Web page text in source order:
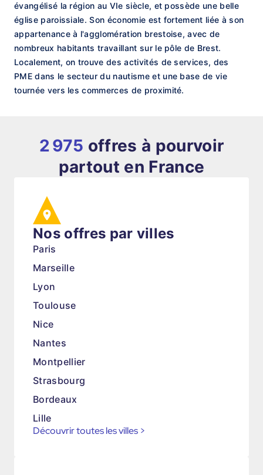
évangélisé la région au VIe siècle, et possède une belle
église paroissiale. Son économie est fortement liée à son
appartenance à l'agglomération brestoise, avec de
nombreux habitants travaillant sur le pôle de Brest.
Localement, on trouve des activités de services, des
PME dans le secteur du nautisme et une base de vie
tournée vers les commerces de proximité.
2 975 offres à pourvoir
partout en France
Nos offres par villes
Paris
Marseille
Lyon
Toulouse
Nice
Nantes
Montpellier
Strasbourg
Bordeaux
Lille
Découvrir toutes les villes >